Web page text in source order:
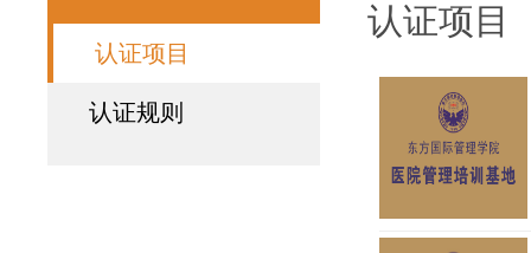
认证项目
认证规则
认证项目